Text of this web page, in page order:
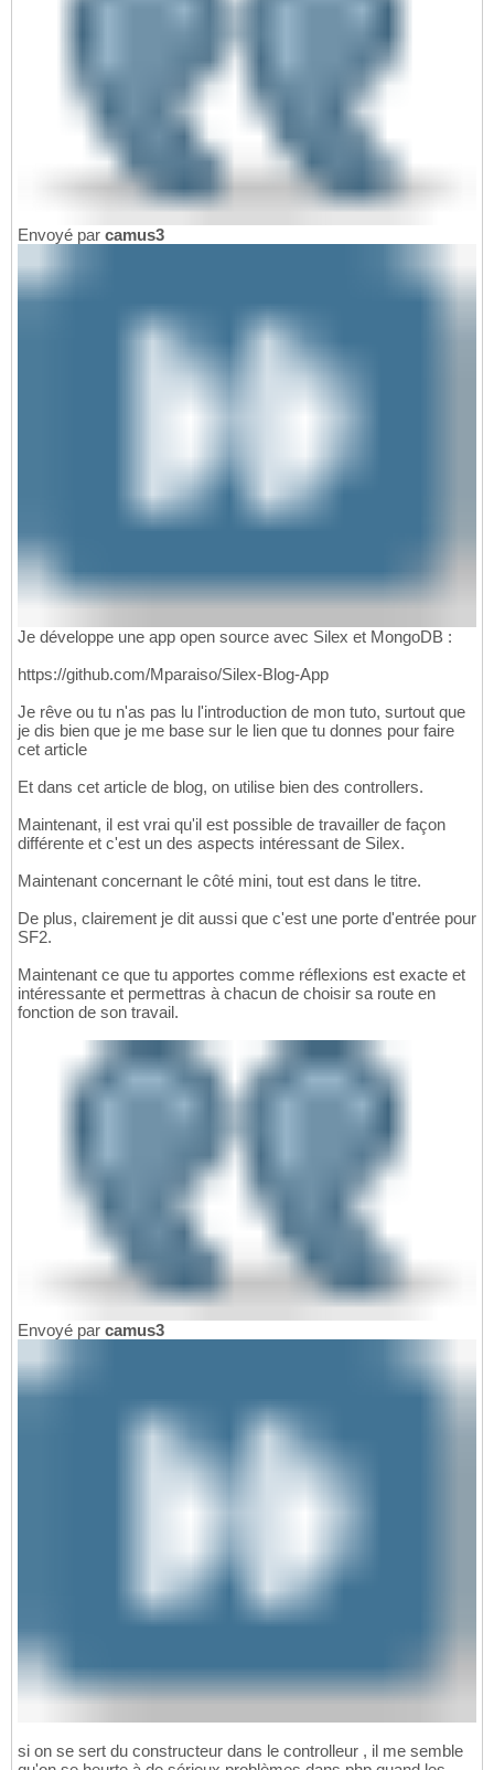
Envoyé par camus3
Je développe une app open source avec Silex et MongoDB :
https://github.com/Mparaiso/Silex-Blog-App
Je rêve ou tu n'as pas lu l'introduction de mon tuto, surtout que
je dis bien que je me base sur le lien que tu donnes pour faire
cet article
Et dans cet article de blog, on utilise bien des controllers.
Maintenant, il est vrai qu'il est possible de travailler de façon
différente et c'est un des aspects intéressant de Silex.
Maintenant concernant le côté mini, tout est dans le titre.
De plus, clairement je dit aussi que c'est une porte d'entrée pour
SF2.
Maintenant ce que tu apportes comme réflexions est exacte et
intéressante et permettras à chacun de choisir sa route en
fonction de son travail.
Envoyé par camus3
si on se sert du constructeur dans le controlleur , il me semble